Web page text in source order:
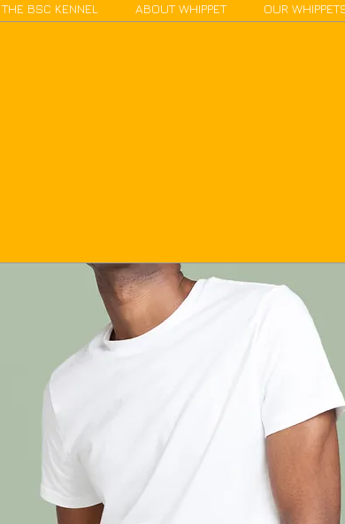
THE BSC KENNEL ABOUT WHIPPET OUR